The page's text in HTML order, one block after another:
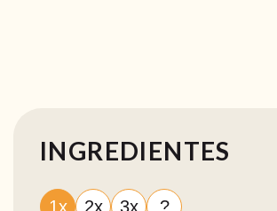
INGREDIENTES
1x 2x 3x ?